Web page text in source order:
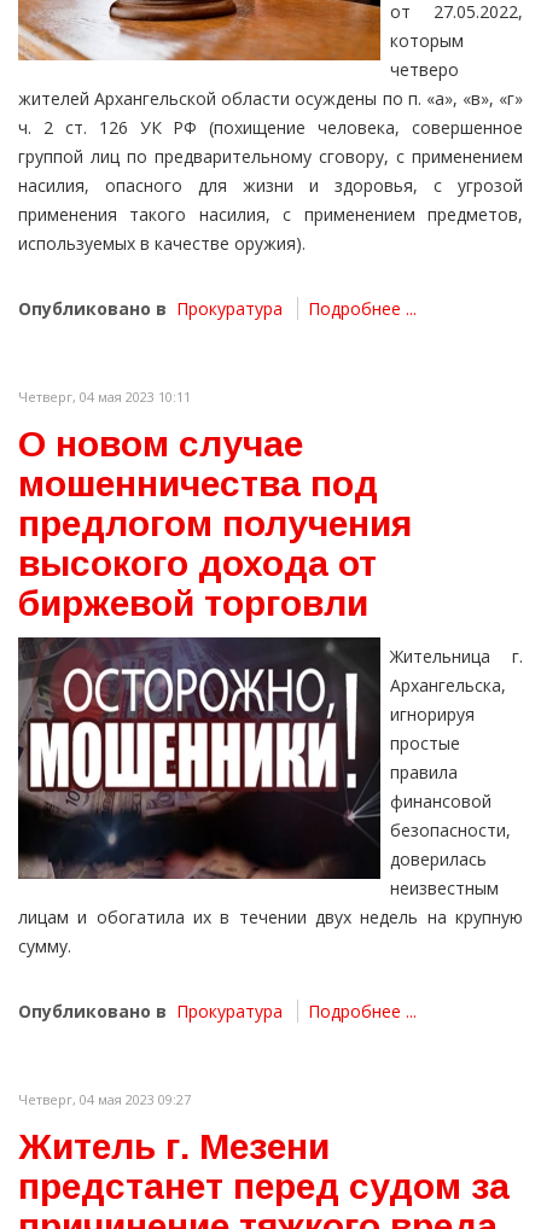
от 27.05.2022,
которым
четверо
жителей Архангельской области осуждены по п. «а», «в», «г»
ч. 2 ст. 126 УК РФ (похищение человека, совершенное
группой лиц по предварительному сговору, с применением
насилия, опасного для жизни и здоровья, с угрозой
применения такого насилия, с применением предметов,
используемых в качестве оружия).
Опубликовано в Прокуратура Подробнее ...
Четверг, 04 мая 2023 10:11
О новом случае
мошенничества под
предлогом получения
высокого дохода от
биржевой торговли
Жительница г.
Архангельска,
игнорируя
простые
правила
финансовой
безопасности,
доверилась
неизвестным
лицам и обогатила их в течении двух недель на крупную
сумму.
Опубликовано в Прокуратура Подробнее ...
Четверг, 04 мая 2023 09:27
Житель г. Мезени
предстанет перед судом за